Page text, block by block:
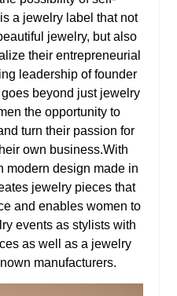
a jewelry label that not
jewelry, but also
their entrepreneurial
leadership of founder
beyond just jewelry
the opportunity to
turn their passion for
own business.With
modern design made in
jewelry pieces that
and enables women to
events as stylists with
as well as a jewelry
manufacturers.